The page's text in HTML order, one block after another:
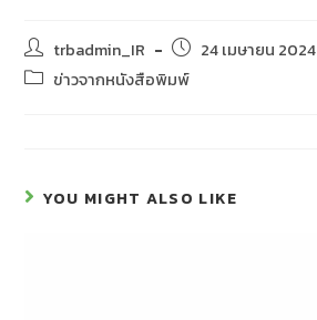
trbadmin_IR
24 เมษายน 2024
ข่าวจากหนังสือพิมพ์
YOU MIGHT ALSO LIKE